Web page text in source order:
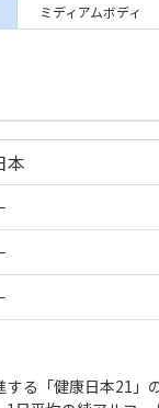
ミディアムボディ
本
る「健康日本21」